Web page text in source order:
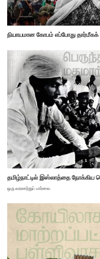
நியாயமான கோபம் எப்போது தார்மீகக்
தமிழ்நாட்டில் இஸ்லாத்தை நோக்கிய
ஒரு வரலாற்றுப் பார்வை